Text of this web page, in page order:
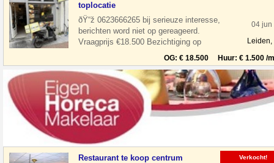
toplocatie
ðŸ“ž 0623666265 bij serieuze interesse,
berichten word niet op gereageerd.
Vraagprijs €18.500 Bezichtiging op
afspraak Overname horeca zaak in leiden
04 jun
Leiden,
OG: € 18.500 Huur: € 1.500 /
Restaurant te koop centrum
Verkocht!